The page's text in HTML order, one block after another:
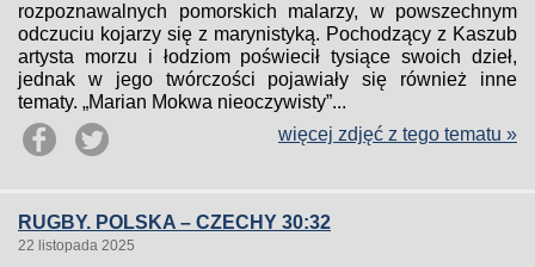
rozpoznawalnych pomorskich malarzy, w powszechnym
odczuciu kojarzy się z marynistyką. Pochodzący z Kaszub
artysta morzu i łodziom poświecił tysiące swoich dzieł,
jednak w jego twórczości pojawiały się również inne
tematy. „Marian Mokwa nieoczywisty”...
więcej zdjęć z tego tematu »
RUGBY. POLSKA – CZECHY 30:32
22 listopada 2025